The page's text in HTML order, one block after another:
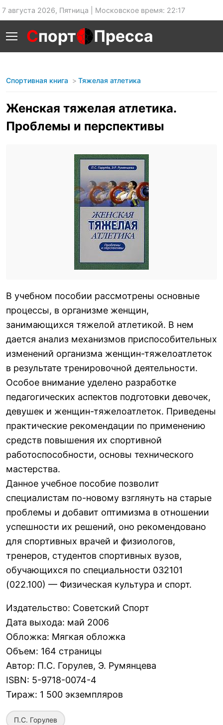
7 августа 2026, Пятница | Московское время: 22:17
Спорт Пресса
Спортивная книга Тяжелая атлетика
Женская тяжелая атлетика.
Проблемы и перспективы
В учебном пособии рассмотрены основные
процессы, в организме женщин,
занимающихся тяжелой атлетикой. В нем
дается анализ механизмов приспособительных
изменений организма женщин-тяжелоатлеток
в результате тренировочной деятельности.
Особое внимание уделено разработке
педагогических аспектов подготовки девочек,
девушек и женщин-тяжелоатлеток. Приведены
практические рекомендации по применению
средств повышения их спортивной
работоспособности, основы технического
мастерства.
Данное учебное пособие позволит
специалистам по-новому взглянуть на старые
проблемы и добавит оптимизма в отношении
успешности их решений, оно рекомендовано
для спортивных врачей и физиологов,
тренеров, студентов спортивных вузов,
обучающихся по специальности 032101
(022.100) — Физическая культура и спорт.
Издательство: Советский Спорт
Дата выхода: май 2006
Обложка: Мягкая обложка
Объем: 164 страницы
Автор: П.С. Горулев, Э. Румянцева
ISBN: 5-9718-0074-4
Тираж: 1 500 экземпляров
П.С. Горулев